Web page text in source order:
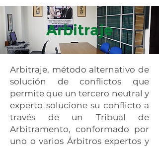
Arbitraje
Arbitraje, método alternativo de
solución de conflictos que
permite que un tercero neutral y
experto solucione su conflicto a
través de un Tribual de
Arbitramento, conformado por
uno o varios Árbitros expertos y